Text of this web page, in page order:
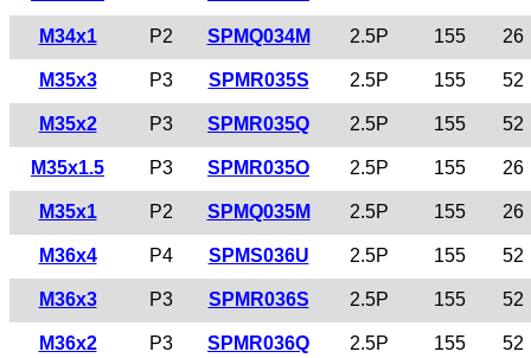
M34x1 P2 SPMQ034M 2.5P 155 26
M35x3 P3 SPMR035S 2.5P 155 52
M35x2 P3 SPMR035Q 2.5P 155 52
M35x1.5 P3 SPMR035O 2.5P 155 26
M35x1 P2 SPMQ035M 2.5P 155 26
M36x4 P4 SPMS036U 2.5P 155 52
M36x3 P3 SPMR036S 2.5P 155 52
M36x2 P3 SPMR036Q 2.5P 155 52